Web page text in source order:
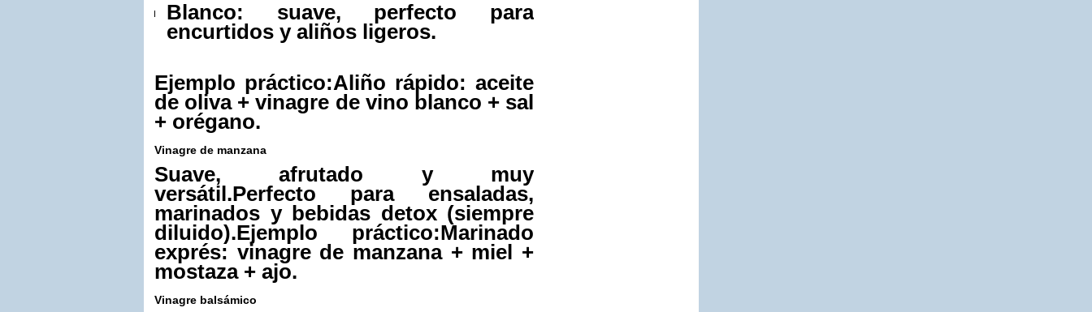
Blanco: suave, perfecto para
encurtidos y aliños ligeros.
Ejemplo práctico:Aliño rápido: aceite
de oliva + vinagre de vino blanco + sal
+ orégano.
Vinagre de manzana
Suave, afrutado y muy
versátil.Perfecto para ensaladas,
marinados y bebidas detox (siempre
diluido).Ejemplo práctico:Marinado
exprés: vinagre de manzana + miel +
mostaza + ajo.
Vinagre balsámico